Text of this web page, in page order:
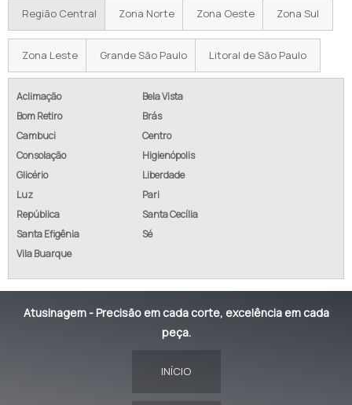
Região Central Zona Norte Zona Oeste Zona Sul
Zona Leste Grande São Paulo Litoral de São Paulo
Aclimação
Bela Vista
Bom Retiro
Brás
Cambuci
Centro
Consolação
Higienópolis
Glicério
Liberdade
Luz
Pari
República
Santa Cecília
Santa Efigênia
Sé
Vila Buarque
Atusinagem - Precisão em cada corte, excelência em cada
peça.
INÍCIO